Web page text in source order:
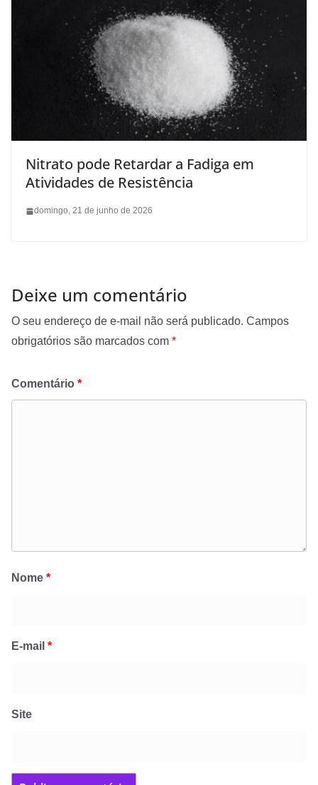
Nitrato pode Retardar a Fadiga em
Atividades de Resistência
domingo, 21 de junho de 2026
Deixe um comentário
O seu endereço de e-mail não será publicado. Campos
obrigatórios são marcados com *
Comentário *
Nome *
E-mail *
Site